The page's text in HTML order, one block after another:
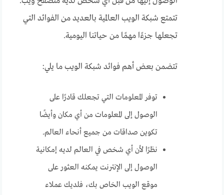
تتمتع شبكة الويب العالمية بالعديد من الفوائد التي
تجعلها جزءًا مهمًا من حياتنا اليومية.
تتضمن بعض أهم فوائد شبكة الويب ما يلي:
توفر المعلومات التي تجعلك قادرًا على
الوصول إلى المعلومات من أي مكان وأيضًا
تكوين صداقات من جميع أنحاء العالم.
نظرًا لأن أي شخص في العالم لديه إمكانية
الوصول إلى الإنترنت يمكنه العثور على
موقع الويب الخاص بك، فلديك عملاء